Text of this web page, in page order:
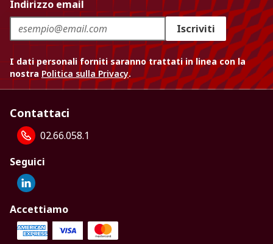
Indirizzo email
Iscriviti
I dati personali forniti saranno trattati in linea con la
nostra Politica sulla Privacy.
Contattaci
02.66.058.1
Seguici
Accettiamo